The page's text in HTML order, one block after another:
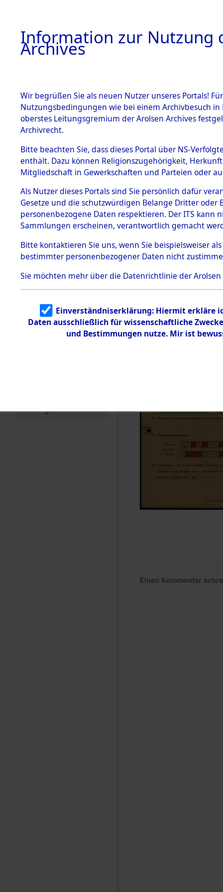
BESTÄNDE
1.
mente
5. Verschiedenes
5.3
Todesmärsche
5.3.1 Alliierte
Erhebungen
zu
Todesmärsch
en
5.3.2
Identifizierun
g
5.3.3
Todesmärsch
e
Einen Kommentar
Information zur Nutzung
Archives
Wir begrüßen Sie als neuen Nutzer unseres Portals!
Nutzungsbedingungen wie bei einem Archivbesuch
oberstes Leitungsgremium der Arolsen Archives
Archivrecht.
Bitte beachten Sie, dass dieses Portal über NS-
enthält. Dazu können Religionszugehörigkeit,
Mitgliedschaft in Gewerkschaften und Parteien oder
Als Nutzer dieses Portals sind Sie persönlich dafür
Gesetze und die schutzwürdigen Belange Dritter
personenbezogene Daten respektieren. Der ITS
Sammlungen erscheinen, verantwortlich gemacht
Bitte kontaktieren Sie uns, wenn Sie beispielsweiser
bestimmter personenbezogener Daten nicht
Sie möchten mehr über die Datenrichtlinie der Arolsen
Einverständniserklärung: Hiermit erkläre
Daten ausschließlich für wissenschaftliche
und Bestimmungen nutze. Mir ist